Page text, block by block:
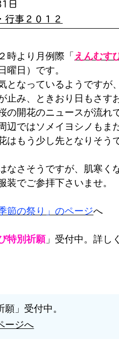
日
行事２０１２
時より月例際「 えんむす
曜日）です。
となっているようですが
止み、ときおり日もさす
の開花のニュースが流れ
辺ではソメイヨシノもま
はもう少し先となりそう
なさそうですが、肌寒く
装でご参拝下さいませ。
節の祭り」のページへ
特別祈願」受付中。詳し
願」受付中。
ージへ